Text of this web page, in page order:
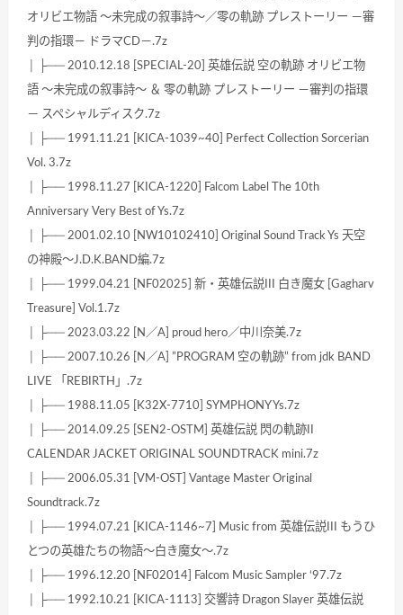
オリビエ物語 ～未完成の叙事詩～／零の軌跡 プレストーリー －審
判の指環－ ドラマCD－.7z
│ ├── 2010.12.18 [SPECIAL-20] 英雄伝説 空の軌跡 オリビエ物
語 ～未完成の叙事詩～ ＆ 零の軌跡 プレストーリー －審判の指環
－ スペシャルディスク.7z
│ ├── 1991.11.21 [KICA-1039~40] Perfect Collection Sorcerian
Vol. 3.7z
│ ├── 1998.11.27 [KICA-1220] Falcom Label The 10th
Anniversary Very Best of Ys.7z
│ ├── 2001.02.10 [NW10102410] Original Sound Track Ys 天空
の神殿～J.D.K.BAND編.7z
│ ├── 1999.04.21 [NF02025] 新・英雄伝説III 白き魔女 [Gagharv
Treasure] Vol.1.7z
│ ├── 2023.03.22 [N／A] proud hero／中川奈美.7z
│ ├── 2007.10.26 [N／A] ”PROGRAM 空の軌跡” from jdk BAND
LIVE 「REBIRTH」.7z
│ ├── 1988.11.05 [K32X-7710] SYMPHONY Ys.7z
│ ├── 2014.09.25 [SEN2-OSTM] 英雄伝説 閃の軌跡II
CALENDAR JACKET ORIGINAL SOUNDTRACK mini.7z
│ ├── 2006.05.31 [VM-OST] Vantage Master Original
Soundtrack.7z
│ ├── 1994.07.21 [KICA-1146~7] Music from 英雄伝説III もうひ
とつの英雄たちの物語～白き魔女～.7z
│ ├── 1996.12.20 [NF02014] Falcom Music Sampler ‘97.7z
│ ├── 1992.10.21 [KICA-1113] 交響詩 Dragon Slayer 英雄伝説